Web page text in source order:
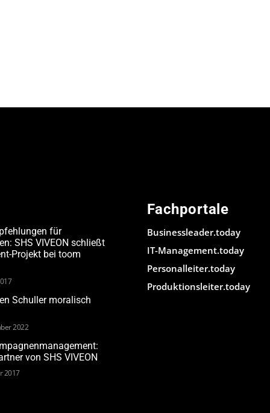
für
SHS VIVEON schließt
Projekt bei toom
Schuller moralisch
2022
von SHS VIVEON
2017
Fachportale
Businessleader.today
IT-Management.today
Personalleiter.today
Produktionsleiter.today